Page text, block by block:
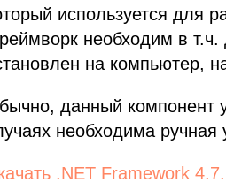
используется для
необходим в
на компьютер,
данный компонент
необходима ручная
.NET Framework